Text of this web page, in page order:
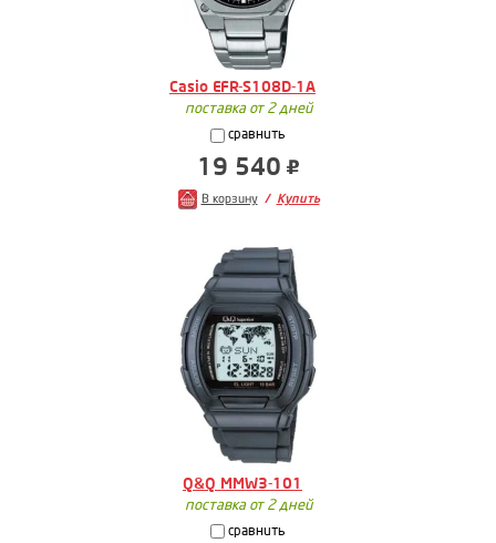
Casio EFR-S108D-1A
поставка от 2 дней
сравнить
19 540
В корзину Купить
Q&Q MMW3-101
поставка от 2 дней
сравнить